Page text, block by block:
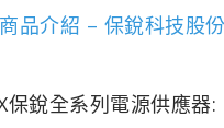
品介紹 – 保銳科技股
保銳全系列電源供應器: